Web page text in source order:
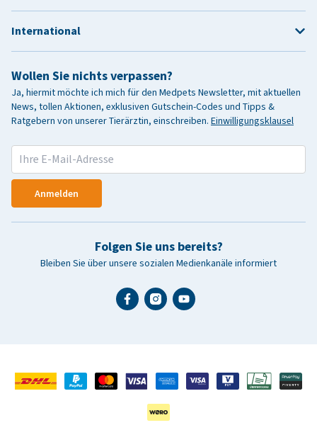
Wollen Sie nichts verpassen?
Ja, hiermit möchte ich mich für den Medpets Newsletter, mit aktuellen
News, tollen Aktionen, exklusiven Gutschein-Codes und Tipps &
Ratgebern von unserer Tierärztin, einschreiben. Einwilligungsklausel
Anmelden
Folgen Sie uns bereits?
Bleiben Sie über unsere sozialen Medienkanäle informiert
International